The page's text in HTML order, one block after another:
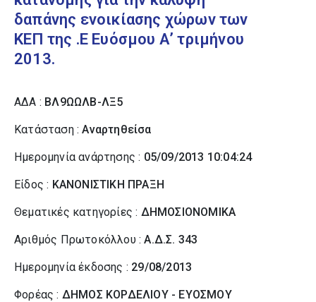
δαπάνης ενοικίασης χώρων των
ΚΕΠ της .Ε Ευόσμου Α’ τριμήνου
2013.
ΑΔΑ : ΒΛ9ΩΩΛΒ-ΛΞ5
Κατάσταση :Αναρτηθείσα
Ημερομηνία ανάρτησης : 05/09/2013 10:04:24
Είδος : ΚΑΝΟΝΙΣΤΙΚΗ ΠΡΑΞΗ
Θεματικές κατηγορίες : ΔΗΜΟΣΙΟΝΟΜΙΚΑ
Αριθμός Πρωτοκόλλου :Α.Δ.Σ. 343
Ημερομηνία έκδοσης : 29/08/2013
Φορέας : ΔΗΜΟΣ ΚΟΡΔΕΛΙΟΥ - ΕΥΟΣΜΟΥ